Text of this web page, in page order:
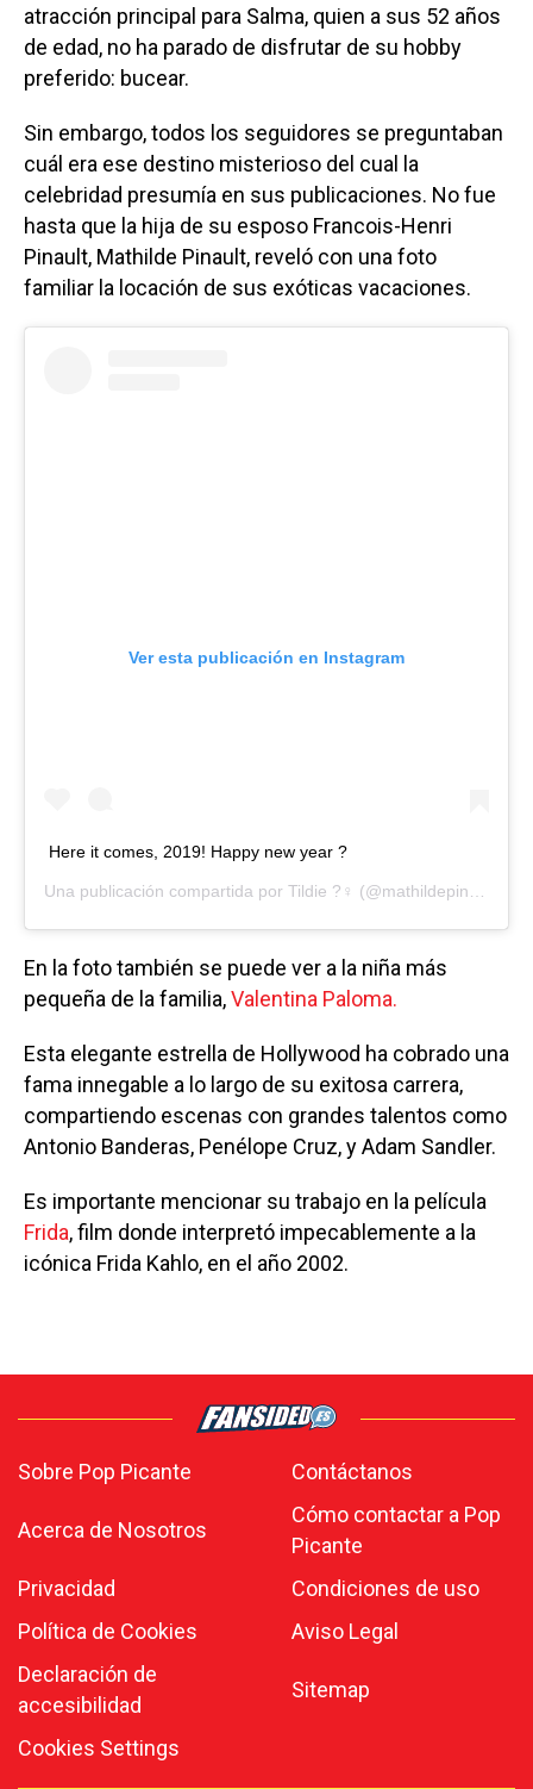
atracción principal para Salma, quien a sus 52 años
de edad, no ha parado de disfrutar de su hobby
preferido: bucear.
Sin embargo, todos los seguidores se preguntaban
cuál era ese destino misterioso del cual la
celebridad presumía en sus publicaciones. No fue
hasta que la hija de su esposo Francois-Henri
Pinault, Mathilde Pinault, reveló con una foto
familiar la locación de sus exóticas vacaciones.
Ver esta publicación en Instagram
Here it comes, 2019! Happy new year ?
Una publicación compartida por Tildie ?‍♀️ (@mathildepinault) el
En la foto también se puede ver a la niña más
pequeña de la familia,Valentina Paloma.
Esta elegante estrella de Hollywood ha cobrado una
fama innegable a lo largo de su exitosa carrera,
compartiendo escenas con grandes talentos como
Antonio Banderas, Penélope Cruz, y Adam Sandler.
Es importante mencionar su trabajo en la película
Frida, film donde interpretó impecablemente a la
icónica Frida Kahlo, en el año 2002.
Sobre Pop Picante Contáctanos
Acerca de Nosotros
Cómo contactar a Pop
Picante
Privacidad
Condiciones de uso
Política de Cookies
Aviso Legal
Declaración de
accesibilidad
Sitemap
Cookies Settings